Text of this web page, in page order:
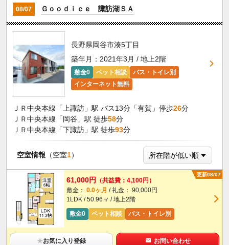
08/07 Ｇｏｏｄｉｃｅ 諏訪湖ＳＡ
長野県岡谷市湊5丁目
築年月：2021年3月 / 地上2階
敷金0 ペット相談
バス・トイレ別
インターネット無料
ＪＲ中央本線「上諏訪」駅 バス13分「有賀」停歩26分
ＪＲ中央本線「岡谷」駅 徒歩58分
ＪＲ中央本線「下諏訪」駅 徒歩93分
空室情報 （空室1）
更新08/07
61,000円
（共益費：4,100円）
敷金： 0.0ヶ月 / 礼金： 90,000円
1LDK / 50.96㎡ / 地上2階
敷金0
ペット相談 バス・トイレ別
★お気に入り登録 お問い合わせ